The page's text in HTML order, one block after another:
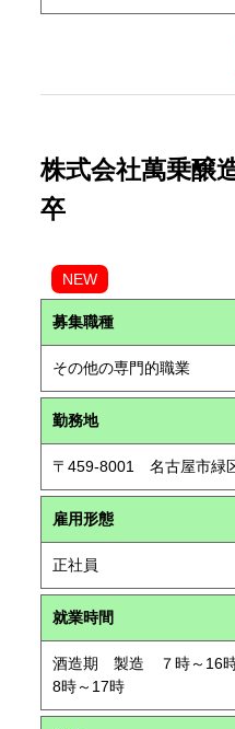
株式会社萬乗醸
卒
NEW
募集職種
その他の専門的職業
勤務地
〒459-8001 名古屋市緑
雇用形態
正社員
就業時間
酒造期 製造 ７時～
8時～17時